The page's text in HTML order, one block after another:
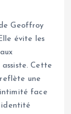
Geoffroy
évite les
Cette
une
intimité face
identité